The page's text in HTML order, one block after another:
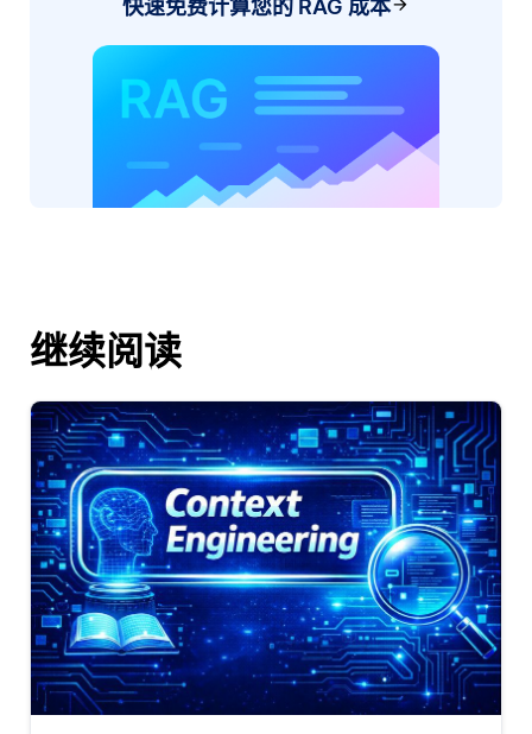
快速免费计算您的 RAG 成本
继续阅读